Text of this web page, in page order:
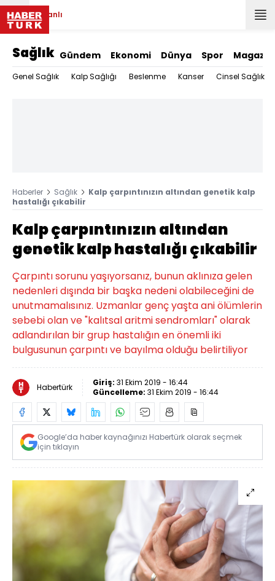
Canlı
Sağlık Gündem Ekonomi Dünya Spor Magazin
Genel Sağlık Kalp Sağlığı Beslenme Kanser Cinsel Sağlık
Haberler Sağlık
Kalp çarpıntınızın altından genetik kalp
hastalığı çıkabilir
Kalp çarpıntınızın altından
genetik kalp hastalığı çıkabilir
Çarpıntı sorunu yaşıyorsanız, bunun aklınıza gelen
nedenleri dışında bir başka nedeni olabileceğini de
unutmamalısınız. Uzmanlar genç yaşta ani ölümlerin
sebebi olan ve "kalıtsal aritmi sendromları" olarak
adlandırılan bir grup hastalığın en önemli iki
bulgusunun çarpıntı ve bayılma olduğu belirtiliyor
Habertürk Giriş: 31 Ekim 2019 - 16:44
Güncelleme: 31 Ekim 2019 - 16:44
Google’da haber kaynağınızı Habertürk olarak seçmek
için tıklayın